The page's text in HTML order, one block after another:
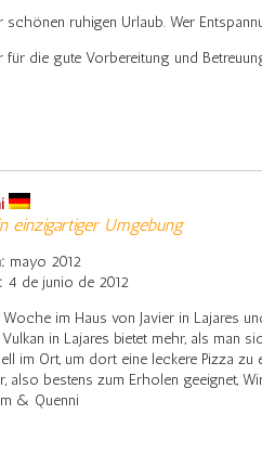
schönen ruhigen Urlaub. Wer
für die gute Vorbereitung und
einzigartiger Umgebung
mayo 2012
4 de junio de 2012
im Haus von Javier in Lajares
in Lajares bietet mehr, als man
im Ort, um dort eine leckere Pizza
also bestens zum Erholen geeignet,
& Quenni